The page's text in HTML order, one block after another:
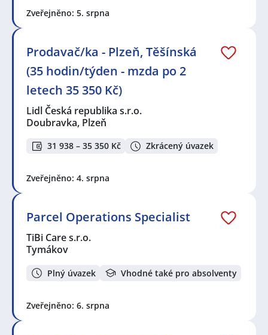
Zveřejněno: 5. srpna
Prodavač/ka - Plzeň, Těšínská
(35 hodin/týden - mzda po 2
letech 35 350 Kč)
Lidl Česká republika s.r.o.
Doubravka, Plzeň
31 938 – 35 350 Kč Zkrácený úvazek
Zveřejněno: 4. srpna
Parcel Operations Specialist
TiBi Care s.r.o.
Tymákov
Plný úvazek Vhodné také pro absolventy
Zveřejněno: 6. srpna